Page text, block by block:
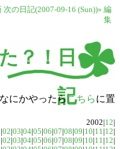
次の日記(2007-09-16 (Sun))» 編
集
？！日
記
にかやったら こちらに置
2002|12|
|02|03|04|05|06|07|08|09|10|11|12|
|02|03|04|05|06|07|08|09|10|11|12|